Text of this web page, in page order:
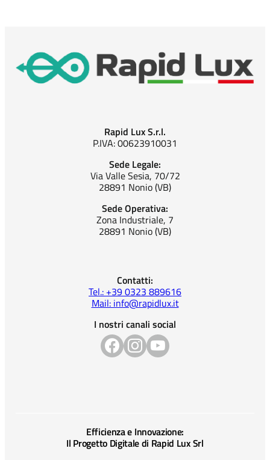
Rapid Lux S.r.l.
P.IVA: 00623910031
Sede Legale:
Via Valle Sesia, 70/72
28891 Nonio (VB)
Sede Operativa:
Zona Industriale, 7
28891 Nonio (VB)
Contatti:
Tel.: +39 0323 889616
Mail: info@rapidlux.it
I nostri canali social
Efficienza e Innovazione:
Il Progetto Digitale di Rapid Lux Srl